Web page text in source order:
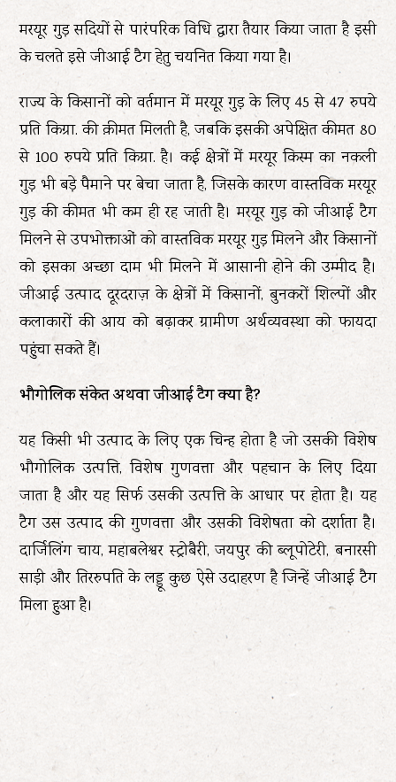
मरयूर गुड़ सदियों से पारंपरिक विधि द्वारा तैयार किया जाता है इसी
के चलते इसे जीआई टैग हेतु चयनित किया गया है।
राज्य के किसानों को वर्तमान में मरयूर गुड़ के लिए 45 से 47 रुपये
प्रति किग्रा. की क़ीमत मिलती है, जबकि इसकी अपेक्षित कीमत 80
से 100 रुपये प्रति किग्रा. है। कई क्षेत्रों में मरयूर किस्म का नकली
गुड़ भी बड़े पैमाने पर बेचा जाता है, जिसके कारण वास्तविक मरयूर
गुड़ की कीमत भी कम ही रह जाती है। मरयूर गुड़ को जीआई टैग
मिलने से उपभोक्ताओं को वास्तविक मरयूर गुड़ मिलने और किसानों
को इसका अच्छा दाम भी मिलने में आसानी होने की उम्मीद है।
जीआई उत्पाद दूरदराज़ के क्षेत्रों में किसानों, बुनकरों शिल्पों और
कलाकारों की आय को बढ़ाकर ग्रामीण अर्थव्यवस्था को फायदा
पहुंचा सकते हैं।
भौगोलिक संकेत अथवा जीआई टैग क्या है?
यह किसी भी उत्पाद के लिए एक चिन्ह होता है जो उसकी विशेष
भौगोलिक उत्पत्ति, विशेष गुणवत्ता और पहचान के लिए दिया
जाता है और यह सिर्फ उसकी उत्पत्ति के आधार पर होता है। यह
टैग उस उत्पाद की गुणवत्ता और उसकी विशेषता को दर्शाता है।
दार्जिलिंग चाय, महाबलेश्वर स्ट्रोबैरी, जयपुर की ब्लूपोटेरी, बनारसी
साड़ी और तिररुपति के लड्डू कुछ ऐसे उदाहरण है जिन्हें जीआई टैग
मिला हुआ है।